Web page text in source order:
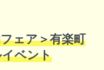
ェア＞有楽町
ベント